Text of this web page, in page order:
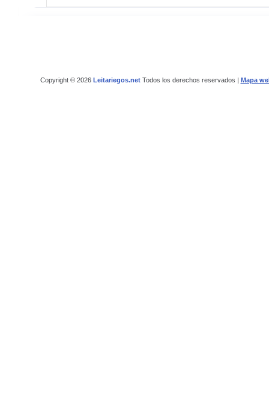
Copyright © 2026 Leitariegos.netTodos los derechos reservados | Mapa